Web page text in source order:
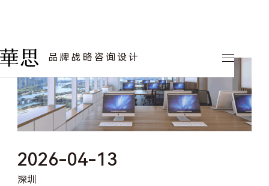
品牌战略咨询设计
2026-04-13
深圳